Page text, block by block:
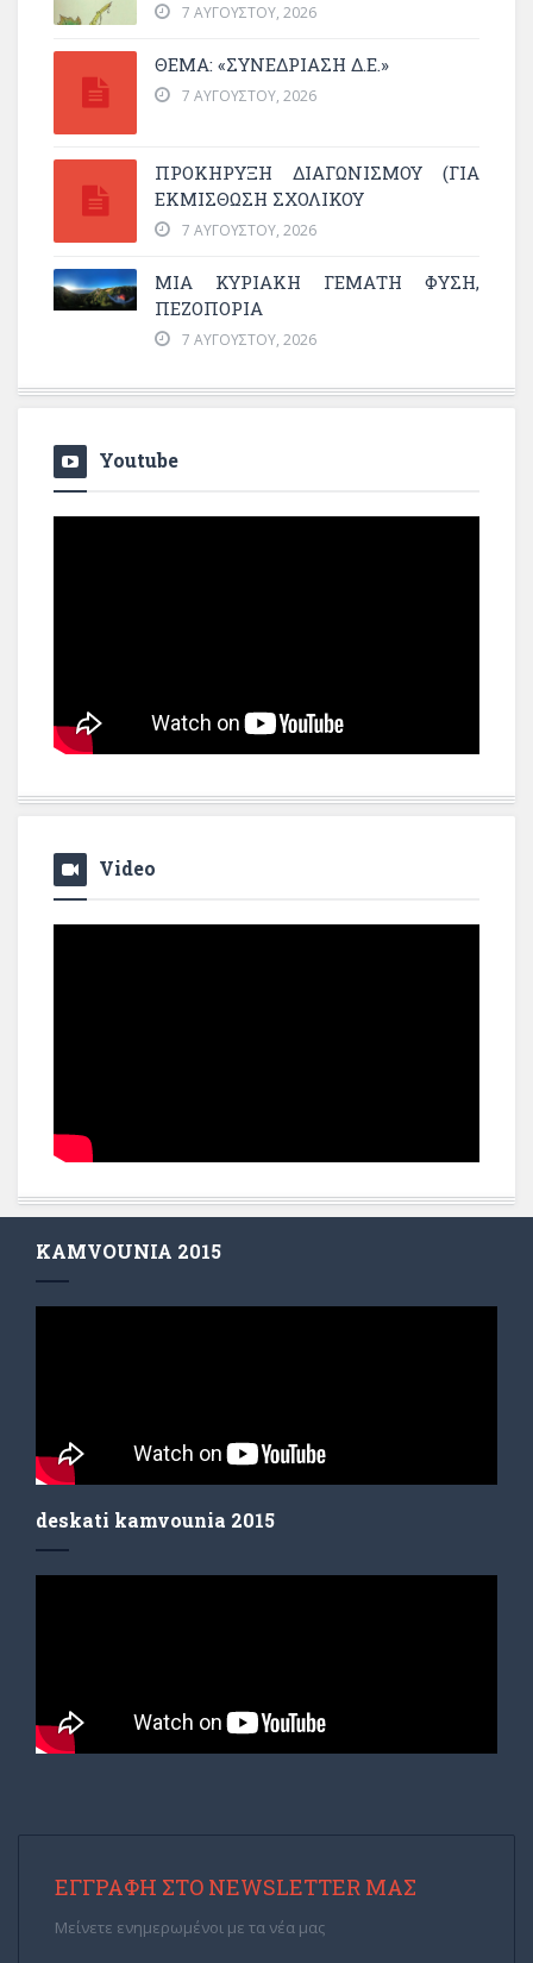
7 ΑΥΓΟΎΣΤΟΥ, 2026
ΘΕΜΑ: «ΣΥΝΕΔΡΊΑΣΗ Δ.Ε.»
7 ΑΥΓΟΎΣΤΟΥ, 2026
ΠΡΟΚΗΡΥΞΗ ΔΙΑΓΩΝΙΣΜΟΥ (ΓΙΑ
ΕΚΜΊΣΘΩΣΗ ΣΧΟΛΙΚΟΎ
7 ΑΥΓΟΎΣΤΟΥ, 2026
ΜΙΑ ΚΥΡΙΑΚΉ ΓΕΜΆΤΗ ΦΎΣΗ,
ΠΕΖΟΠΟΡΊΑ
7 ΑΥΓΟΎΣΤΟΥ, 2026
Youtube
Video
KAMVOUNIA 2015
deskati kamvounia 2015
ΕΓΓΡΑΦΉ ΣΤΟ NEWSLETTER ΜΑΣ
Μείνετε ενημερωμένοι με τα νέα μας